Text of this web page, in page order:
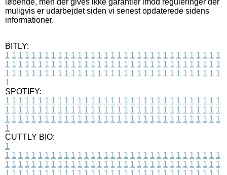
løbende, men der gives ikke garantier imod reguleringer der
muligvis er udarbejdet siden vi senest opdaterede sidens
informationer.
BITLY:
1 1 1 1 1 1 1 1 1 1 1 1 1 1 1 1 1 1 1 1 1 1 1 1 1 1 1 1 1 1 1 1 1
1 1 1 1 1 1 1 1 1 1 1 1 1 1 1 1 1 1 1 1 1 1 1 1 1 1 1 1 1 1 1 1 1
1 1 1 1 1 1 1 1 1 1 1 1 1 1 1 1 1 1 1 1 1 1 1 1 1 1 1 1 1 1 1 1 1
1
SPOTIFY:
1 1 1 1 1 1 1 1 1 1 1 1 1 1 1 1 1 1 1 1 1 1 1 1 1 1 1 1 1 1 1 1 1
1 1 1 1 1 1 1 1 1 1 1 1 1 1 1 1 1 1 1 1 1 1 1 1 1 1 1 1 1 1 1 1 1
1 1 1 1 1 1 1 1 1 1 1 1 1 1 1 1 1 1 1 1 1 1 1 1 1 1 1 1 1 1 1 1 1
1
CUTTLY BIO:
1
1 1 1 1 1 1 1 1 1 1 1 1 1 1 1 1 1 1 1 1 1 1 1 1 1 1 1 1 1 1 1 1 1
1 1 1 1 1 1 1 1 1 1 1 1 1 1 1 1 1 1 1 1 1 1 1 1 1 1 1 1 1 1 1 1 1